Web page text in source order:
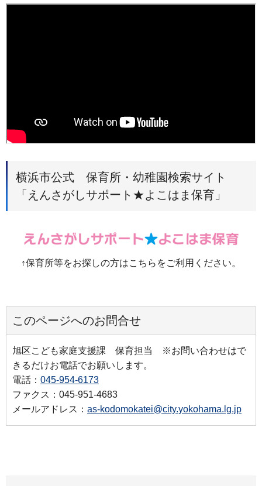
横浜市公式 保育所・幼稚園検索サイト
「えんさがしサポート★よこはま保育」
↑保育所等をお探しの方はこちらをご利用ください。
このページへのお問合せ
旭区こども家庭支援課 保育担当 ※お問い合わせはで
きるだけお電話でお願いします。
電話： 045-954-6173
ファクス：045-951-4683
メールアドレス： as-kodomokatei@city.yokohama.lg.jp